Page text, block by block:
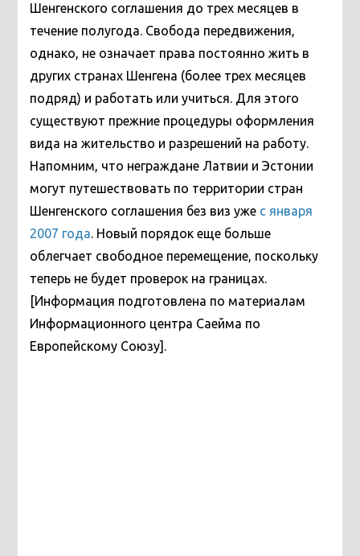
Шенгенского соглашения до трех месяцев в
течение полугода. Свобода передвижения,
однако, не означает права постоянно жить в
других странах Шенгена (более трех месяцев
подряд) и работать или учиться. Для этого
существуют прежние процедуры оформления
вида на жительство и разрешений на работу.
Напомним, что неграждане Латвии и Эстонии
могут путешествовать по территории стран
Шенгенского соглашения без виз уже с января
2007 года. Новый порядок еще больше
облегчает свободное перемещение, поскольку
теперь не будет проверок на границах.
[Информация подготовлена по материалам
Информационного центра Саейма по
Европейскому Союзу].